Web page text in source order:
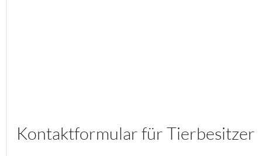
Kontaktformular für Tierbesitzer